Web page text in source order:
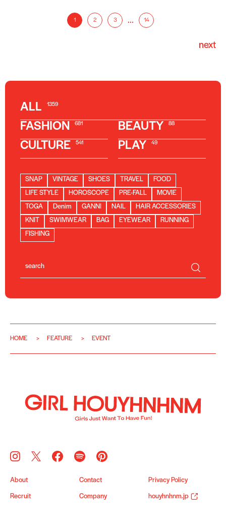
1 2 3 … 14
next
ALL 1359
FASHION 681 BEAUTY 88
CULTURE 541 PLAY 49
SNAP VINTAGE SHOES TRAVEL
FOOD
LIFE STYLE
HOROSCOPE PRE-FALL
MOVIE
TOGA
Denim GANNI NAIL
HAIR ACCESSORIES
KNIT
SWIMWEAR BAG EYEWEAR
RUNNING
FISHING
HOME FEATURE EVENT
About Contact Privacy Policy
Recruit Company houyhnhnm.jp